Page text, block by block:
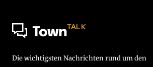
TownTALK
Die wichtigsten Nachrichten rund um den